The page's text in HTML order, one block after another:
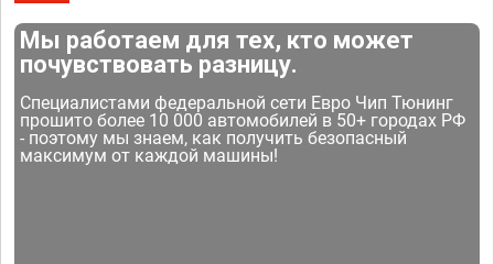
Мы работаем для тех, кто может
почувствовать разницу.
Специалистами федеральной сети Евро Чип Тюнинг
прошито более 10 000 автомобилей в 50+ городах РФ
- поэтому мы знаем, как получить безопасный
максимум от каждой машины!